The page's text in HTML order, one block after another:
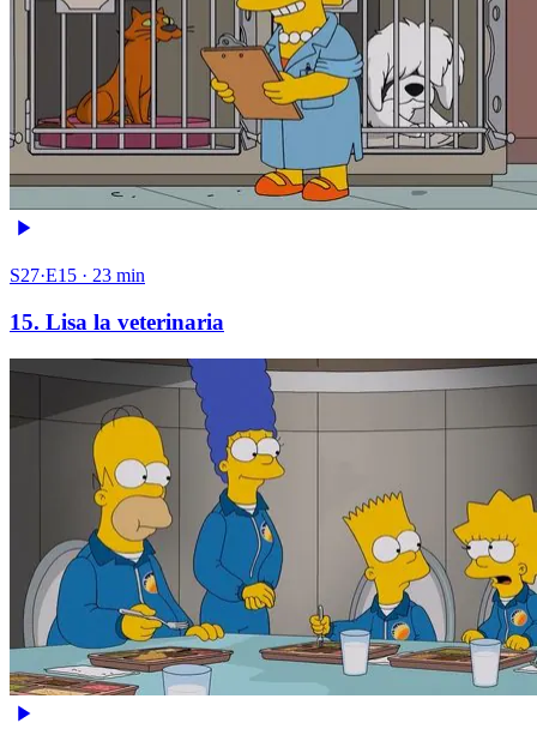
S27·E15 · 23 min
15. Lisa la veterinaria